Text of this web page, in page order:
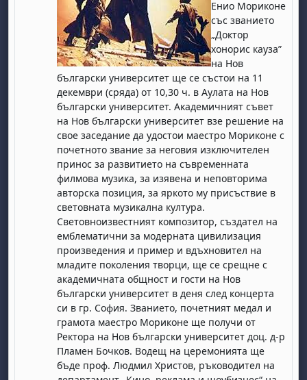
Енио Мориконе
със званието
„Доктор
хонорис кауза”
на Нов
български университет ще се състои на 11
декември (сряда) от 10,30 ч. в Аулата на Нов
български университет. Академичният съвет
на Нов български университет взе решение на
свое заседание да удостои маестро Мориконе с
почетното звание за неговия изключителен
принос за развитието на съвременната
филмова музика, за изявена и неповторима
авторска позиция, за яркото му присъствие в
световната музикална култура.
Световноизвестният композитор, създател на
емблематични за модерната цивилизация
произведения и пример и вдъхновител на
младите поколения творци, ще се срещне с
академичната общност и гости на Нов
български университет в деня след концерта
си в гр. София. Званието, почетният медал и
грамота маестро Мориконе ще получи от
Ректора на Нов български университет доц. д-р
Пламен Бочков. Водещ на церемонията ще
бъде проф. Людмил Христов, ръководител на
1 август
неделя, 2 август
8 август
неделя, 9 август
15 август
неделя, 16 август
22 август
неделя, 23 август